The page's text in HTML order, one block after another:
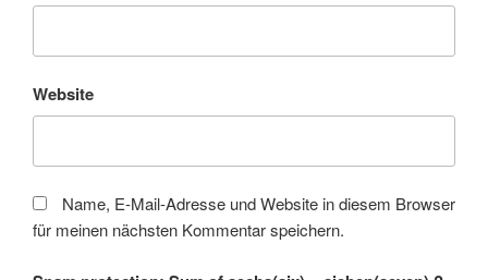
Website
Name, E-Mail-Adresse und Website in diesem Browser
für meinen nächsten Kommentar speichern.